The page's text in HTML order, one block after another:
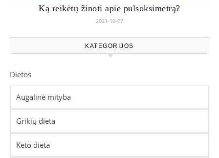
Ką reikėtų žinoti apie pulsoksimetrą?
2021-10-07
KATEGORIJOS
Dietos
Augalinė mityba
Grikių dieta
Keto dieta